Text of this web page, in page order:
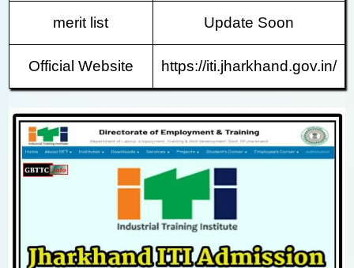
merit list Update Soon
Official Website https://iti.jharkhand.gov.in/